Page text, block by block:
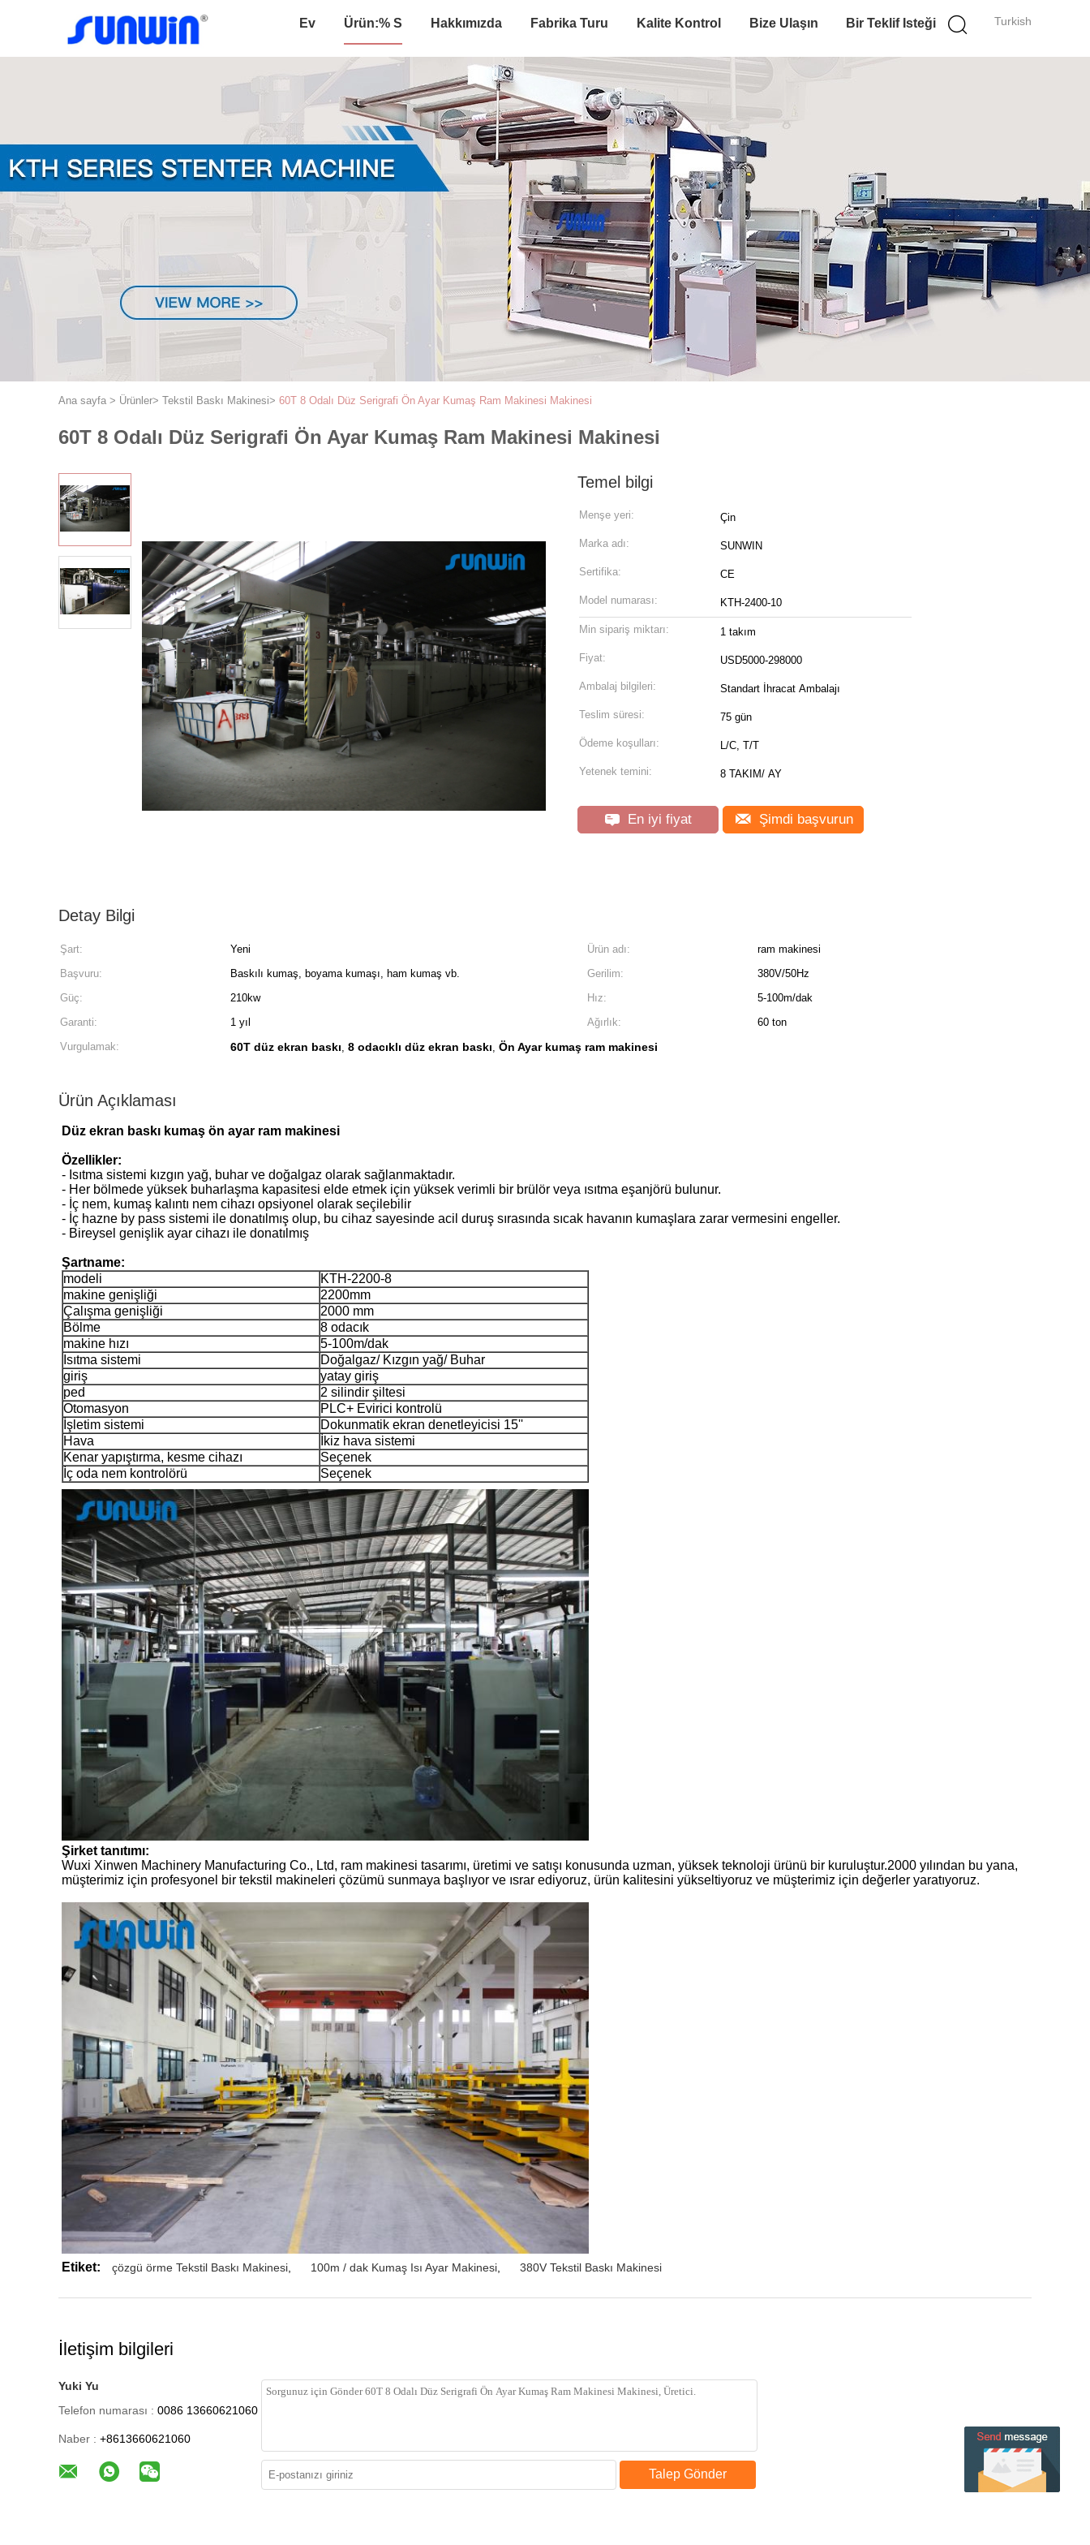
Turkish
Ev Ürün:% S Hakkımızda Fabrika Turu Kalite Kontrol Bize Ulaşın Bir Teklif Isteği
Ana sayfa > Ürünler> Tekstil Baskı Makinesi> 60T 8 Odalı Düz ​​Serigrafi Ön Ayar Kumaş Ram Makinesi Makinesi
60T 8 Odalı Düz ​​Serigrafi Ön Ayar Kumaş Ram Makinesi Makinesi
Temel bilgi
Menşe yeri: Çin
Marka adı: SUNWIN
Sertifika: CE
Model numarası: KTH-2400-10
Min sipariş miktarı: 1 takım
Fiyat: USD5000-298000
Ambalaj bilgileri: Standart İhracat Ambalajı
Teslim süresi: 75 gün
Ödeme koşulları: L/C, T/T
Yetenek temini: 8 TAKIM/ AY
En iyi fiyat Şimdi başvurun
Detay Bilgi
Şart: Yeni Ürün adı:
ram makinesi
Başvuru:
Baskılı kumaş, boyama kumaşı, ham kumaş vb. Gerilim:
380V/50Hz
Güç:
210kw Hız:
5-100m/dak
Garanti:
1 yıl Ağırlık:
60 ton
Vurgulamak:
60T düz ekran baskı, 8 odacıklı düz ekran baskı, Ön Ayar kumaş ram makinesi
Ürün Açıklaması
Düz ekran baskı kumaş ön ayar ram makinesi
Özellikler:
- Isıtma sistemi kızgın yağ, buhar ve doğalgaz olarak sağlanmaktadır.
- Her bölmede yüksek buharlaşma kapasitesi elde etmek için yüksek verimli bir brülör veya ısıtma eşanjörü bulunur.
- İç nem, kumaş kalıntı nem cihazı opsiyonel olarak seçilebilir
- İç hazne by pass sistemi ile donatılmış olup, bu cihaz sayesinde acil duruş sırasında sıcak havanın kumaşlara zarar vermesini engeller.
- Bireysel genişlik ayar cihazı ile donatılmış
Şartname:
modeli
KTH-2200-8
makine genişliği
2200mm
Çalışma genişliği
2000 mm
Bölme
8 odacık
makine hızı
5-100m/dak
Isıtma sistemi
Doğalgaz/ Kızgın yağ/ Buhar
giriş
yatay giriş
ped
2 silindir şiltesi
Otomasyon
PLC+ Evirici kontrolü
İşletim sistemi
Dokunmatik ekran denetleyicisi 15''
Hava
İkiz hava sistemi
Kenar yapıştırma, kesme cihazı
Seçenek
İç oda nem kontrolörü
Seçenek
Şirket tanıtımı:
Wuxi Xinwen Machinery Manufacturing Co., Ltd, ram makinesi tasarımı, üretimi ve satışı konusunda uzman, yüksek teknoloji ürünü bir kuruluştur.2000 yılından bu yana,
müşterimiz için profesyonel bir tekstil makineleri çözümü sunmaya başlıyor ve ısrar ediyoruz, ürün kalitesini yükseltiyoruz ve müşterimiz için değerler yaratıyoruz.
Etiket: çözgü örme Tekstil Baskı Makinesi 100m / dak Kumaş Isı Ayar Makinesi 380V Tekstil Baskı Makinesi
İletişim bilgileri
Yuki Yu
Telefon numarası : 0086 13660621060
Naber : +8613660621060
Talep Gönder